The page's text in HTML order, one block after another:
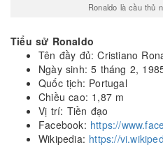
Ronaldo là cầu thủ
Tiểu sử Ronaldo
Tên đầy đủ: Cristiano
Ngày sinh: 5 tháng 2,
Quốc tịch: Portugal
Chiều cao: 1,87 m
Vị trí: Tiền đạo
Facebook: https://
Wikipedia: https://